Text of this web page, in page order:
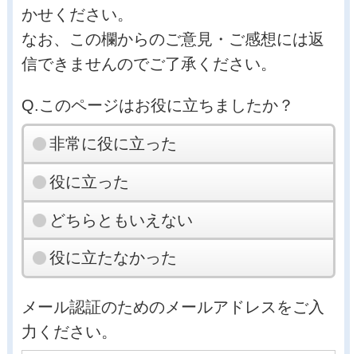
かせください。
なお、この欄からのご意見・ご感想には返
信できませんのでご了承ください。
Q.このページはお役に立ちましたか？
非常に役に立った
役に立った
どちらともいえない
役に立たなかった
メール認証のためのメールアドレスをご入
力ください。